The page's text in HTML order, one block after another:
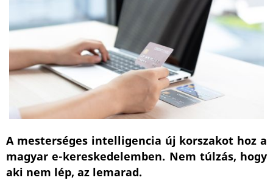
A mesterséges intelligencia új korszakot hoz a
magyar e-kereskedelemben. Nem túlzás, hogy
aki nem lép, az lemarad.